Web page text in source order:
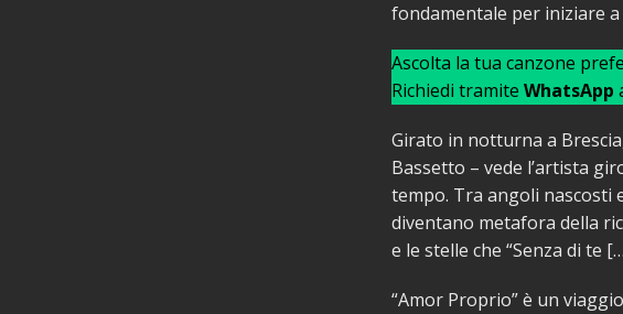
fondamentale per iniziare
Ascolta la tua canzone
Richiedi tramite WhatsApp
Girato in notturna a
Bassetto – vede l’artista
tempo. Tra angoli nascosti
diventano metafora della
e le stelle che “Senza di te
“Amor Proprio” è un